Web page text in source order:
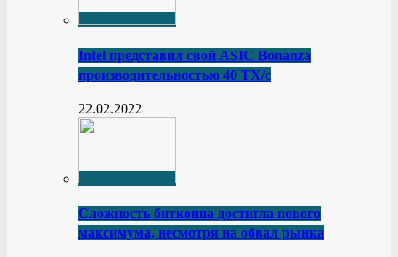
Intel представил свой ASIC Bonanza
производительностью 40 ТХ/с
22.02.2022
Сложность биткоина достигла нового
максимума, несмотря на обвал рынка